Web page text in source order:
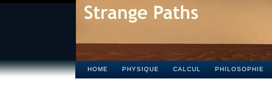
HOME PHYSIQUE CALCUL PHILOSOPHIE